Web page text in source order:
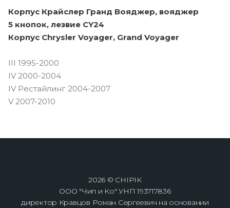
Корпус Крайслер Гранд Вояджер, вояджер
5 кнопок, лезвие CY24
Корпус Chrysler Voyager, Grand Voyager
III 1995-2000
IV 2000-2004
IV Рестайлинг 2004-2007
V 2007-2010
2026 © CHIPIK
ООО "Чип и Ко" УНП 193717836
директор Кравцов Роман Сергеевич на основании